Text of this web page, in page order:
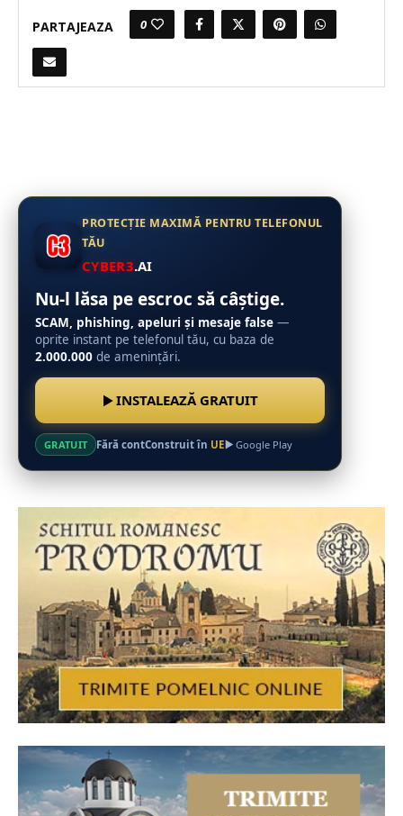
PARTAJEAZA 0
PROTECȚIE MAXIMĂ PENTRU TELEFONUL
TĂU
CYBER3.AI
Nu-l lăsa pe escroc să câștige.
SCAM, phishing, apeluri și mesaje false —
oprite instant pe telefonul tău, cu baza de
2.000.000 de amenințări.
INSTALEAZĂ GRATUIT
GRATUIT Fără contConstruit în UE Google Play